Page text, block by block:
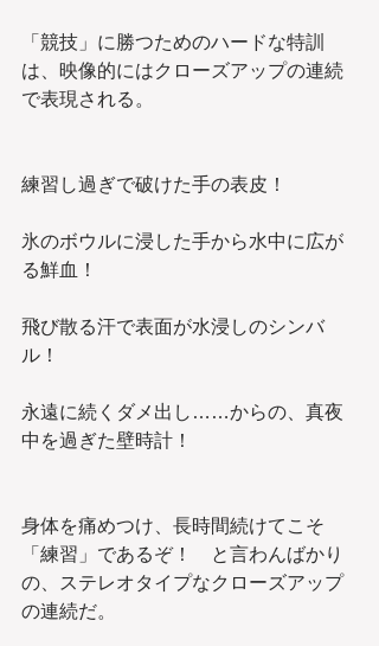
「競技」に勝つためのハードな特訓
は、映像的にはクローズアップの連続
で表現される。
練習し過ぎで破けた手の表皮！
氷のボウルに浸した手から水中に広が
る鮮血！
飛び散る汗で表面が水浸しのシンバ
ル！
永遠に続くダメ出し……からの、真夜
中を過ぎた壁時計！
身体を痛めつけ、長時間続けてこそ
「練習」であるぞ！　と言わんばかり
の、ステレオタイプなクローズアップ
の連続だ。